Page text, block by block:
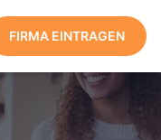
FIRMA EINTRAGEN